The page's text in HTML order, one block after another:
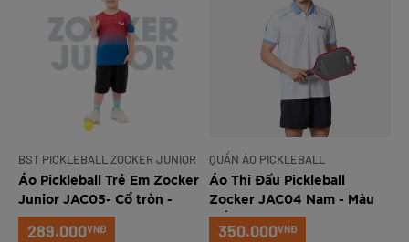
BST PICKLEBALL ZOCKER JUNIOR
Áo Pickleball Trẻ Em Zocker
Junior JAC05- Cổ tròn -
Xanh Navy
289.000VNĐ
QUẦN ÁO PICKLEBALL
Áo Thi Đấu Pickleball
Zocker JAC04 Nam - Màu
Trắng
350.000VNĐ